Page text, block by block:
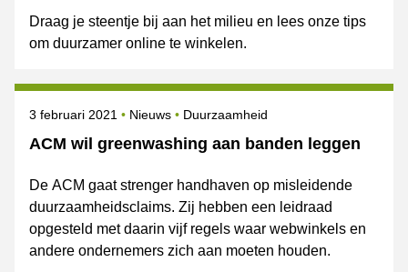
Draag je steentje bij aan het milieu en lees onze tips
om duurzamer online te winkelen.
ACM wil greenwashing aan banden leggen
Gepubliceerd op
3 februari 2021 Categorie
Nieuws Onderwerpen
Duurzaamheid
De ACM gaat strenger handhaven op misleidende
duurzaamheidsclaims. Zij hebben een leidraad
opgesteld met daarin vijf regels waar webwinkels en
andere ondernemers zich aan moeten houden.